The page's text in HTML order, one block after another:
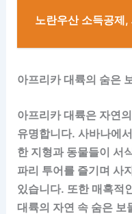
노란우산 소득공제,
아프리카 대륙의 숨은
아프리카 대륙은 자연
유명합니다. 사바나에
한 지형과 동물들이 서
파리 투어를 즐기며 사
있습니다. 또한 매혹적
대륙의 자연 속 숨은 보